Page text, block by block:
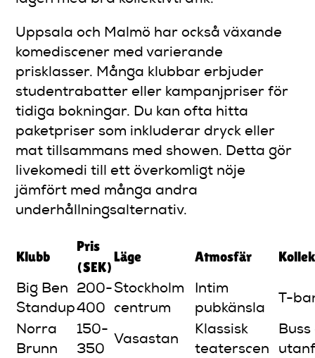
Uppsala och Malmö har också växande
komediscener med varierande
prisklasser. Många klubbar erbjuder
studentrabatter eller kampanjpriser för
tidiga bokningar. Du kan ofta hitta
paketpriser som inkluderar dryck eller
mat tillsammans med showen. Detta gör
livekomedi till ett överkomligt nöje
jämfört med många andra
underhållningsalternativ.
Klubb
Pris
(SEK)
Läge Atmosfär
Big Ben
Standup
200-
400
Stockholm
centrum
Intim
pubkänsla
T-
Norra
Brunn
150-
350
Vasastan
Klassisk
teaterscen